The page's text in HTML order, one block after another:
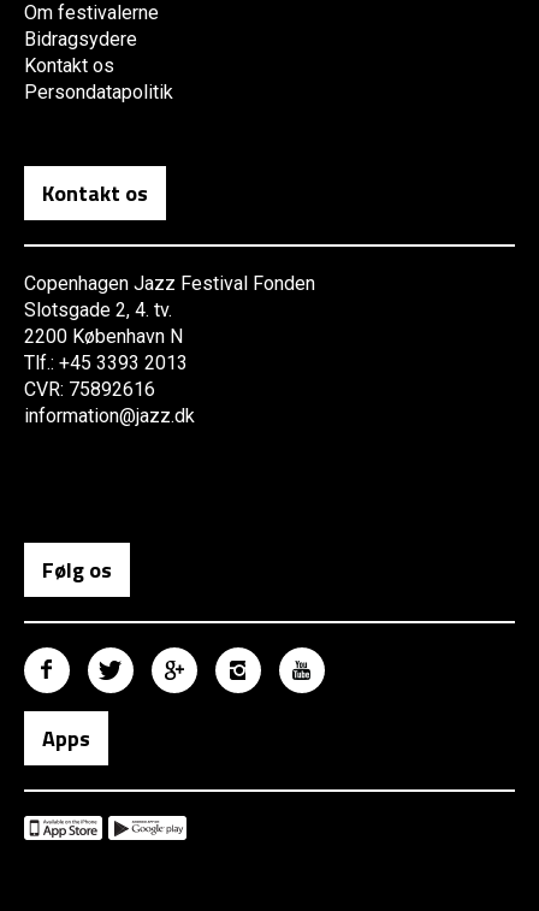
Om festivalerne
Bidragsydere
Kontakt os
Persondatapolitik
Kontakt os
Copenhagen Jazz Festival Fonden
Slotsgade 2, 4. tv.
2200 København N
Tlf.: +45 3393 2013
CVR: 75892616
information@jazz.dk
Følg os
Apps